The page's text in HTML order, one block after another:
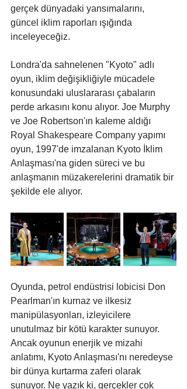
gerçek dünyadaki yansımalarını,
güncel iklim raporları ışığında
inceleyeceğiz.
Londra'da sahnelenen "Kyoto" adlı
oyun, iklim değişikliğiyle mücadele
konusundaki uluslararası çabaların
perde arkasını konu alıyor. Joe Murphy
ve Joe Robertson'ın kaleme aldığı
Royal Shakespeare Company yapımı
oyun, 1997'de imzalanan Kyoto İklim
Anlaşması'na giden süreci ve bu
anlaşmanın müzakerelerini dramatik bir
şekilde ele alıyor.
Oyunda, petrol endüstrisi lobicisi Don
Pearlman'ın kurnaz ve ilkesiz
manipülasyonları, izleyicilere
unutulmaz bir kötü karakter sunuyor.
Ancak oyunun enerjik ve mizahi
anlatımı, Kyoto Anlaşması'nı neredeyse
bir dünya kurtarma zaferi olarak
sunuyor. Ne yazık ki, gerçekler çok